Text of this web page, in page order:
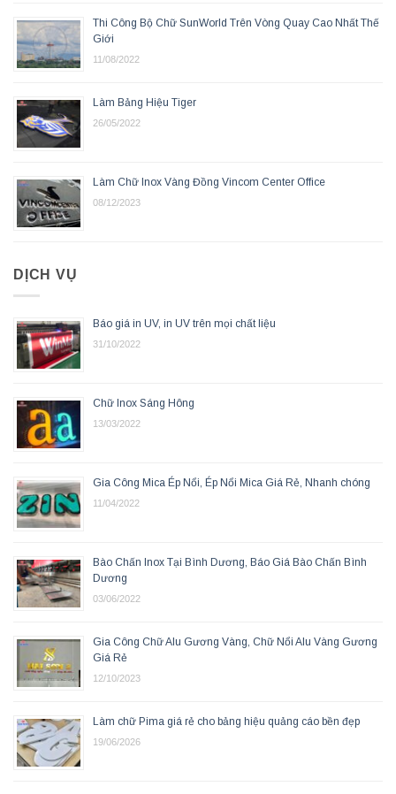
Thi Công Bộ Chữ SunWorld Trên Vòng Quay Cao Nhất Thế
Giới
11/08/2022
Làm Bảng Hiệu Tiger
26/05/2022
Làm Chữ Inox Vàng Đồng Vincom Center Office
08/12/2023
DỊCH VỤ
Báo giá in UV, in UV trên mọi chất liệu
31/10/2022
Chữ Inox Sáng Hông
13/03/2022
Gia Công Mica Ép Nổi, Ép Nổi Mica Giá Rẻ, Nhanh chóng
11/04/2022
Bào Chấn Inox Tại Bình Dương, Báo Giá Bào Chấn Bình
Dương
03/06/2022
Gia Công Chữ Alu Gương Vàng, Chữ Nổi Alu Vàng Gương
Giá Rẻ
12/10/2023
Làm chữ Pima giá rẻ cho bảng hiệu quảng cáo bền đẹp
19/06/2026